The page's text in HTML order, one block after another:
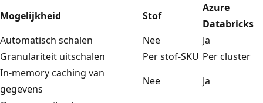
Mogelijkheid Stof
Azure
Databricks
Automatisch schalen
Nee
Ja
Granulariteit uitschalen
Per stof-SKU Per cluster
In-memory caching van
gegevens
Nee
Ja